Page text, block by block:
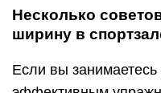
Несколько
ширину в
Если вы